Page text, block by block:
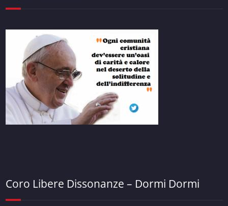
Coro Libere Dissonanze – Dormi Dormi